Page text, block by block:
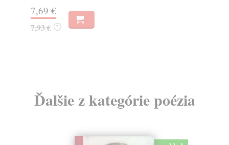
7,69 €
7,93 € ?
Ďalšie z kategórie poézia